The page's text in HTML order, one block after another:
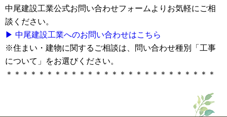
中尾建設工業公式お問い合わせフォームよりお気軽にご相
談ください。
▶ 中尾建設工業へのお問い合わせはこちら
※住まい・建物に関するご相談は、問い合わせ種別「工事
について」をお選びください。
＊＊＊＊＊＊＊＊＊＊＊＊＊＊＊＊＊＊＊＊＊＊＊＊＊＊